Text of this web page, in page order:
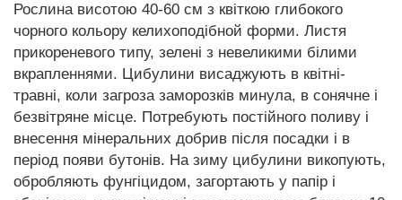
Рослина висотою 40-60 см з квіткою глибокого
чорного кольору келихоподібной форми. Листя
прикореневого типу, зелені з невеликими білими
вкрапленнями. Цибулини висаджують в квітні-
травні, коли загроза заморозків минула, в сонячне і
безвітряне місце. Потребують постійного поливу і
внесення мінеральних добрив після посадки і в
період появи бутонів. На зиму цибулини викопують,
обробляють фунгіцидом, загортають у папір і